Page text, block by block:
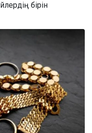
бірін